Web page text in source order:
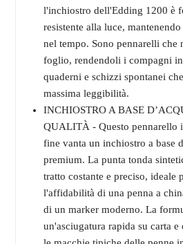
l'inchiostro dell'Edding 1200 è
resistente alla luce,
nel tempo. Sono pennarelli che
foglio, rendendoli i compagni
quaderni e schizzi spontanei
massima leggibilità.
INCHIOSTRO A BASE
QUALITÀ - Questo pennarello
fine vanta un inchiostro a base
premium. La punta tonda
tratto costante e preciso, ideale
l'affidabilità di una penna a
di un marker moderno. La
un'asciugatura rapida su carta